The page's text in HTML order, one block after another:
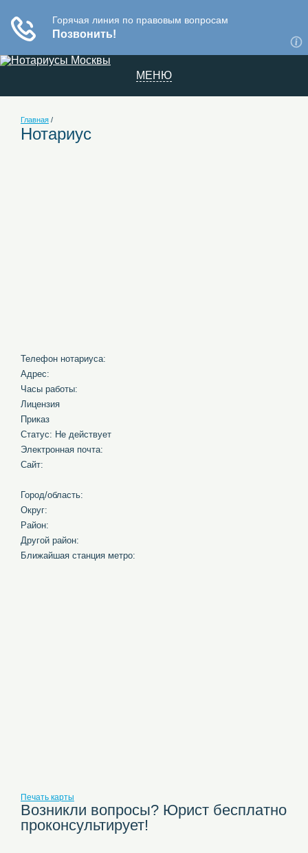
МЕНЮ
Главная /
Нотариус
Телефон нотариуса:
Адрес:
Часы работы:
Лицензия
Приказ
Статус: Не действует
Электронная почта:
Сайт:
Город/область:
Округ:
Район:
Другой район:
Ближайшая станция метро:
Печать карты
Возникли вопросы? Юрист бесплатно
проконсультирует!